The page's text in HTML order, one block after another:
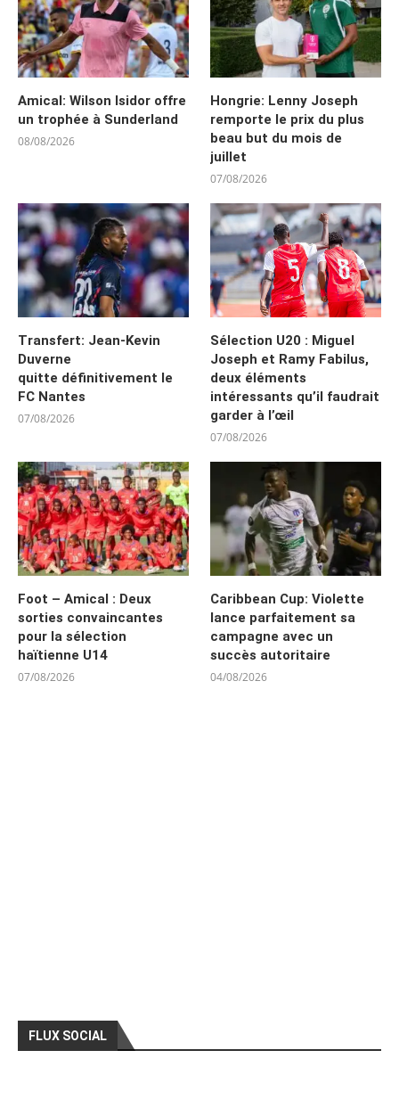
Amical: Wilson Isidor offre
un trophée à Sunderland
08/08/2026
Hongrie: Lenny Joseph
remporte le prix du plus
beau but du mois de
juillet
07/08/2026
Transfert: Jean-Kevin
Duverne
quitte définitivement le
FC Nantes
07/08/2026
Sélection U20 : Miguel
Joseph et Ramy Fabilus,
deux éléments
intéressants qu’il faudrait
garder à l’œil
07/08/2026
Foot – Amical : Deux
sorties convaincantes
pour la sélection
haïtienne U14
07/08/2026
Caribbean Cup: Violette
lance parfaitement sa
campagne avec un
succès autoritaire
04/08/2026
FLUX SOCIAL